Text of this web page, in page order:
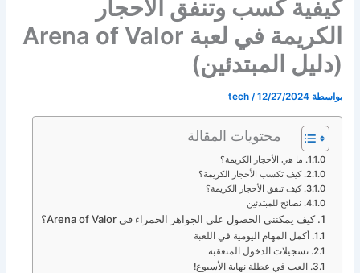
كيفية كسب وتنفق الأحجار
الكريمة في لعبة Arena of Valor
(دليل المبتدئين)
بواسطة tech /12/27/2024
محتويات المقالة
ما هي الأحجار الكريمة؟
كيف تكسب الأحجار الكريمة؟
كيف تنفق الأحجار الكريمة؟
نصائح للمبتدئين
كيف يمكنني الحصول على الجواهر الحمراء في Arena of Valor؟
أكمل المهام اليومية في اللعبة
تسجيلات الدخول المتعقبة
العب في عطلة نهاية الأسبوع!